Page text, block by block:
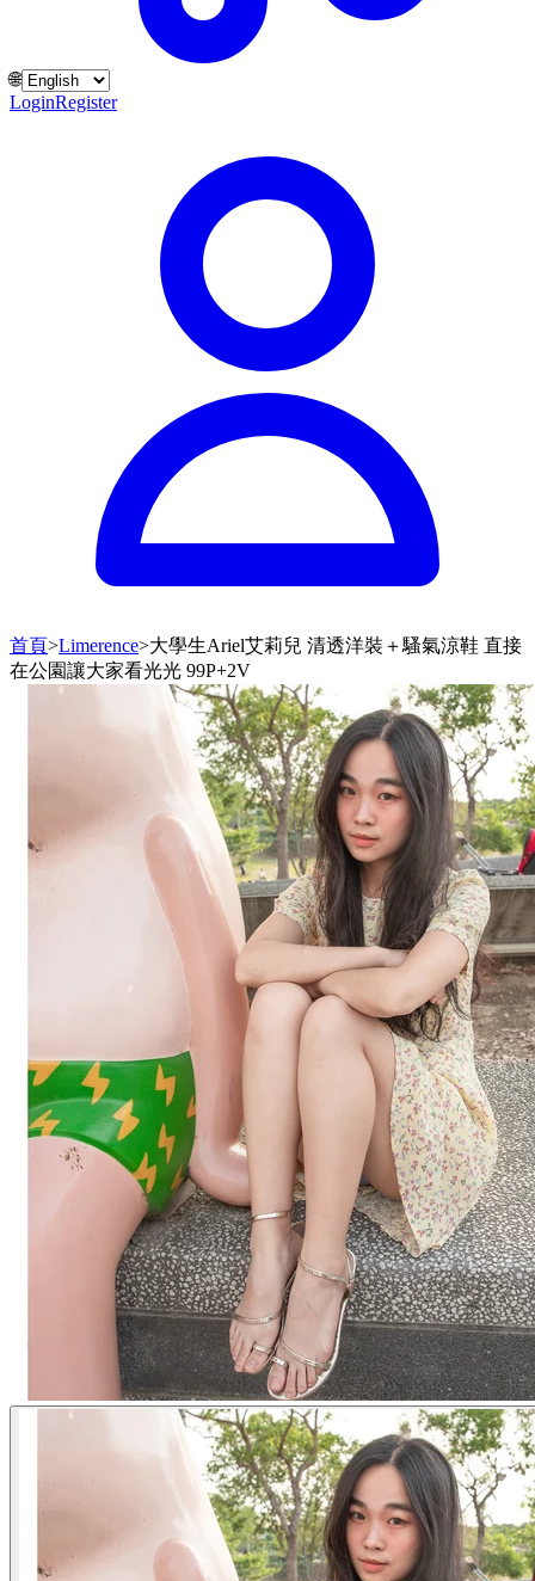
🌐
LoginRegister
首頁>Limerence>大學生Ariel艾莉兒 清透洋裝＋騷氣涼鞋 直接
在公園讓大家看光光 99P+2V